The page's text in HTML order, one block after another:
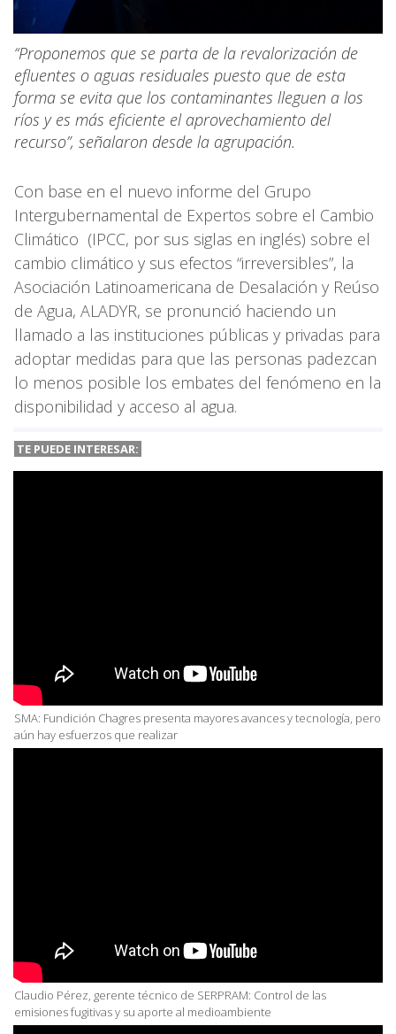
“Proponemos que se parta de la revalorización de
efluentes o aguas residuales puesto que de esta
forma se evita que los contaminantes lleguen a los
ríos y es más eficiente el aprovechamiento del
recurso”, señalaron desde la agrupación.
Con base en el nuevo informe del Grupo
Intergubernamental de Expertos sobre el Cambio
Climático (IPCC, por sus siglas en inglés) sobre el
cambio climático y sus efectos “irreversibles”, la
Asociación Latinoamericana de Desalación y Reúso
de Agua, ALADYR, se pronunció haciendo un
llamado a las instituciones públicas y privadas para
adoptar medidas para que las personas padezcan
lo menos posible los embates del fenómeno en la
disponibilidad y acceso al agua.
TE PUEDE INTERESAR:
SMA: Fundición Chagres presenta mayores avances y tecnología, pero
aún hay esfuerzos que realizar
Claudio Pérez, gerente técnico de SERPRAM: Control de las
emisiones fugitivas y su aporte al medioambiente